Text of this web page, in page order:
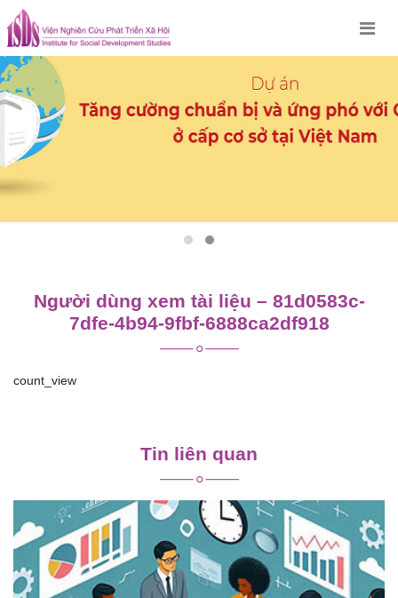
Skip
to
content
Người dùng xem tài liệu – 81d0583c-
7dfe-4b94-9fbf-6888ca2df918
count_view
viết
Tin liên quan